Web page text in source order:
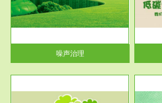
噪声治理